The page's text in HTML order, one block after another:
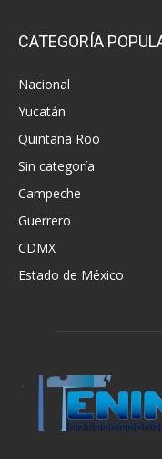
CATEGORÍA
Nacional
Yucatán
Quintana Roo
Sin categoría
Campeche
Guerrero
CDMX
Estado de México